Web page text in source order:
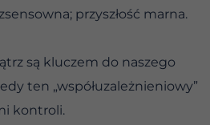
przyszłość marna.
są kluczem do naszego
ten „współuzależnieniowy”
kontroli.